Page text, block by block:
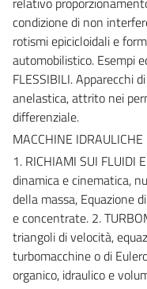
condizione di non
rotismi epicicloidali e
automobilistico. Esempi
FLESSIBILI. Apparecchi
anelastica, attrito nei
differenziale.
MACCHINE IDRAULICHE
1. RICHIAMI SUI FLUIDI
dinamica e cinematica,
della massa, Equazione
e concentrate. 2.
triangoli di velocità,
turbomacchine o di
organico, idraulico e